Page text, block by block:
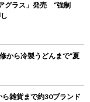
グラス」発売 “強制
から冷製うどんまで“夏
雑貨まで約30ブランド